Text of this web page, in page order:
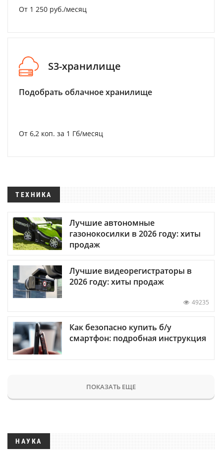
От 1 250 руб./месяц
S3-хранилище
Подобрать облачное хранилище
От 6,2 коп. за 1 Гб/месяц
ТЕХНИКА
Лучшие автономные
газонокосилки в 2026 году: хиты
продаж
Лучшие видеорегистраторы в
2026 году: хиты продаж
49235
Как безопасно купить б/у
смартфон: подробная инструкция
ПОКАЗАТЬ ЕЩЕ
НАУКА